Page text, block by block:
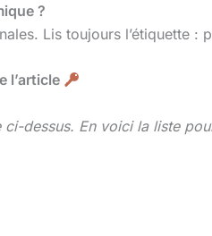
?
Lis toujours l’étiquette :
l’article
ci-dessus. En voici la liste